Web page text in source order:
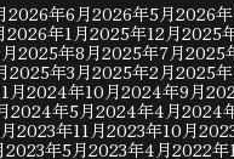
2026年6月2026年5月2026
2026年1月2025年12月2025
2025年8月2025年7月2025
2025年3月2025年2月2025
月2024年10月2024年9月
2024年5月2024年4月2024
2023年11月2023年10月
2023年5月2023年4月2022年